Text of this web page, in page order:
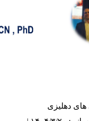
دهلیزی